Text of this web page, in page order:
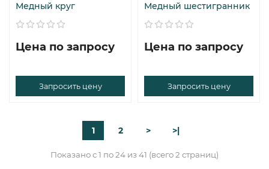
Медный круг
Цена по запросу
Запросить цену
Медный шестигранник
Цена по запросу
Запросить цену
1 2 > >|
Показано с 1 по 24 из 41 (всего 2 страниц)